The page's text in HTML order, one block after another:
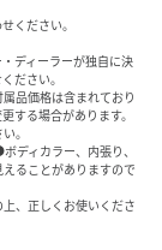
ください。
ディーラーが独自に決
ださい。
品価格は含まれており
する場合があります。
。
ディカラー、内張り、
ることがありますので
、正しくお使いくださ